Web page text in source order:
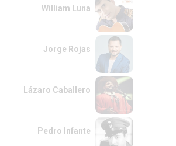
ausencia
William Luna
Jorge Rojas
Lázaro Caballero
Pedro Infante